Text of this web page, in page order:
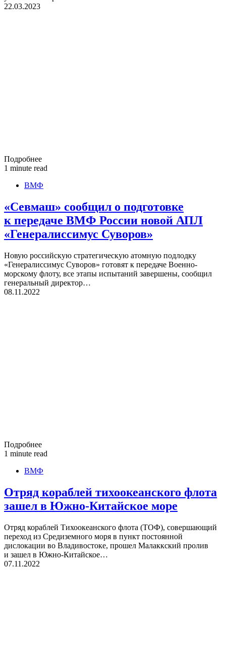
22.03.2023
Подробнее
1 minute read
ВМФ
«Севмаш» сообщил о подготовке
к передаче ВМФ России новой АПЛ
«Генералиссимус Суворов»
Новую российскую стратегическую атомную подлодку
«Генералиссимус Суворов» готовят к передаче Военно-
морскому флоту, все этапы испытаний завершены, сообщил
генеральный директор…
08.11.2022
Подробнее
1 minute read
ВМФ
Отряд кораблей тихоокеанского флота
зашел в Южно-Китайское море
Отряд кораблей Тихоокеанского флота (ТОФ), совершающий
переход из Средиземного моря в пункт постоянной
дислокации во Владивостоке, прошел Малаккский пролив
и зашел в Южно-Китайское…
07.11.2022